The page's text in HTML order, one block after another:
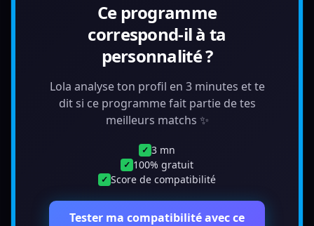
Ce programme
correspond-il à ta
personnalité ?
Lola analyse ton profil en 3 minutes et te
dit si ce programme fait partie de tes
meilleurs matchs ✨
✓ 3 mn
✓ 100% gratuit
✓ Score de compatibilité
Tester ma compatibilité avec ce